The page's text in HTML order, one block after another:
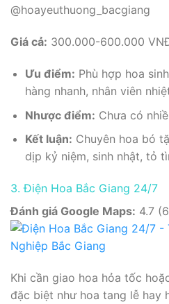
@hoayeuthuong_bacgiang
Giá cả: 300.000-600.000
Ưu điểm: Phù hợp hoa
hàng nhanh, nhân viên
Nhược điểm: Chưa có
Kết luận: Chuyên hoa bó
dịp kỷ niệm, sinh nhật, tỏ
3. Điện Hoa Bắc Giang 24/7
Đánh giá Google Maps: 4.7
Khi cần giao hoa hỏa tốc
đặc biệt như hoa tang lễ hay